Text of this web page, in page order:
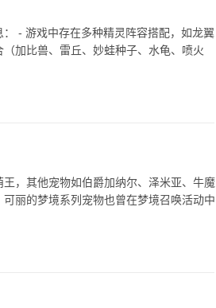
- 游戏中存在多种精灵阵容搭配，如龙翼
加比兽、雷丘、妙蛙种子、水龟、喷火
，其他宠物如伯爵加纳尔、泽米亚、牛魔
丽的梦境系列宠物也曾在梦境召唤活动中